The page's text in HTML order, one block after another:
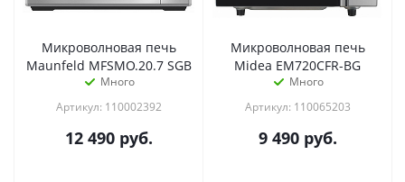
Микроволновая печь
Maunfeld MFSMO.20.7 SGB
Много
Артикул: 110002392
12 490руб.
Микроволновая печь
Midea EM720CFR-BG
Много
Артикул: 110065203
9 490руб.